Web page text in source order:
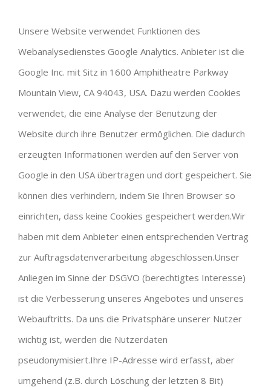
Unsere Website verwendet Funktionen des
Webanalysedienstes Google Analytics. Anbieter ist die
Google Inc. mit Sitz in 1600 Amphitheatre Parkway
Mountain View, CA 94043, USA. Dazu werden Cookies
verwendet, die eine Analyse der Benutzung der
Website durch ihre Benutzer ermöglichen. Die dadurch
erzeugten Informationen werden auf den Server von
Google in den USA übertragen und dort gespeichert. Sie
können dies verhindern, indem Sie Ihren Browser so
einrichten, dass keine Cookies gespeichert werden.Wir
haben mit dem Anbieter einen entsprechenden Vertrag
zur Auftragsdatenverarbeitung abgeschlossen.Unser
Anliegen im Sinne der DSGVO (berechtigtes Interesse)
ist die Verbesserung unseres Angebotes und unseres
Webauftritts. Da uns die Privatsphäre unserer Nutzer
wichtig ist, werden die Nutzerdaten
pseudonymisiert.Ihre IP-Adresse wird erfasst, aber
umgehend (z.B. durch Löschung der letzten 8 Bit)